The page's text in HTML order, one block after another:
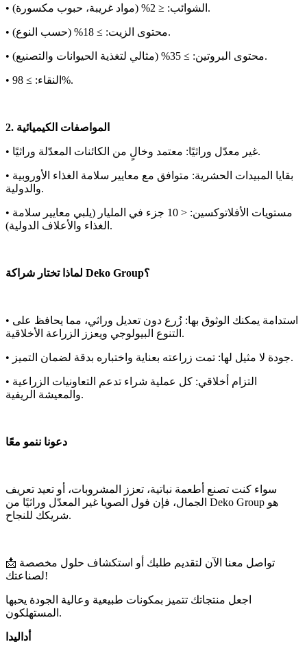
• الشوائب: ≤ 2% (مواد غريبة، حبوب مكسورة).
• محتوى الزيت: ≥ 18% (حسب النوع).
• محتوى البروتين: ≥ 35% (مثالي لتغذية الحيوانات والتصنيع).
• النقاء: ≥ 98%.
• غير معدّل وراثيًا: معتمد وخالٍ من الكائنات المعدّلة وراثيًا.
• بقايا المبيدات الحشرية: متوافق مع معايير سلامة الغذاء الأوروبية
والدولية.
• مستويات الأفلاتوكسين: < 10 جزء في المليار (يلبي معايير سلامة
الغذاء والأعلاف الدولية).
• استدامة يمكنك الوثوق بها: زُرع دون تعديل وراثي، مما يحافظ على
التنوع البيولوجي ويعزز الزراعة الأخلاقية.
• جودة لا مثيل لها: تمت زراعته بعناية واختباره بدقة لضمان التميز.
• التزام أخلاقي: كل عملية شراء تدعم التعاونيات الزراعية
والمعيشة الريفية.
سواء كنت تصنع أطعمة نباتية، تعزز المشروبات، أو تعيد تعريف
الجمال، فإن فول الصويا غير المعدّل وراثيًا من Deko Group هو
شريكك للنجاح.
📩 تواصل معنا الآن لتقديم طلبك أو استكشاف حلول مخصصة
لصناعتك!
اجعل منتجاتك تتميز بمكونات طبيعية وعالية الجودة يحبها
المستهلكون.
أداليدا